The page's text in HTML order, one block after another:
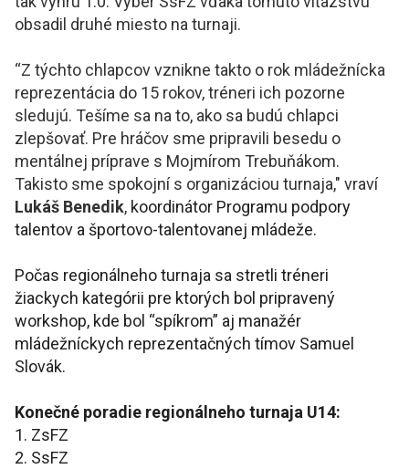
obsadil druhé miesto na turnaji.
“Z týchto chlapcov vznikne takto o rok mládežnícka
reprezentácia do 15 rokov, tréneri ich pozorne
sledujú. Tešíme sa na to, ako sa budú chlapci
zlepšovať. Pre hráčov sme pripravili besedu o
mentálnej príprave s Mojmírom Trebuňákom.
Takisto sme spokojní s organizáciou turnaja," vraví
Lukáš Benedik, koordinátor Programu podpory
talentov a športovo-talentovanej mládeže.
Počas regionálneho turnaja sa stretli tréneri
žiackych kategórii pre ktorých bol pripravený
workshop, kde bol “spíkrom” aj manažér
mládežníckych reprezentačných tímov Samuel
Slovák.
Konečné poradie regionálneho turnaja U14:
1. ZsFZ
2. SsFZ